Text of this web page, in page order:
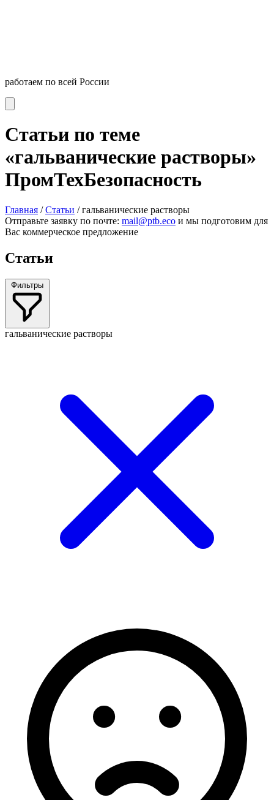
работаем по всей России
Статьи по теме
«гальванические растворы»
ПромТехБезопасность
Главная /Статьи /гальванические растворы
Отправьте заявку по почте: mail@ptb.eco и мы подготовим для
Вас коммерческое предложение
Статьи
Фильтры
гальванические растворы